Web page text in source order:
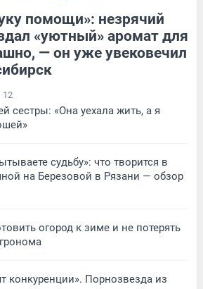
помощи»: незрячий
«уютный» аромат для
— он уже увековечил
12
сестры: «Она уехала жить, а я
судьбу»: что творится в
на Березовой в Рязани — обзор
огород к зиме и не потерять
конкуренции». Порнозвезда из